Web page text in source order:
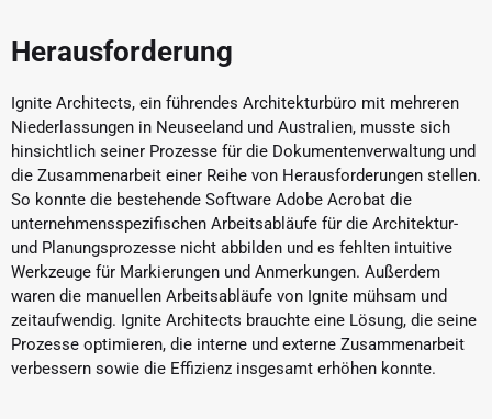
Herausforderung
Ignite Architects, ein führendes Architekturbüro mit mehreren
Niederlassungen in Neuseeland und Australien, musste sich
hinsichtlich seiner Prozesse für die Dokumentenverwaltung und
die Zusammenarbeit einer Reihe von Herausforderungen stellen.
So konnte die bestehende Software Adobe Acrobat die
unternehmensspezifischen Arbeitsabläufe für die Architektur-
und Planungsprozesse nicht abbilden und es fehlten intuitive
Werkzeuge für Markierungen und Anmerkungen. Außerdem
waren die manuellen Arbeitsabläufe von Ignite mühsam und
zeitaufwendig. Ignite Architects brauchte eine Lösung, die seine
Prozesse optimieren, die interne und externe Zusammenarbeit
verbessern sowie die Effizienz insgesamt erhöhen konnte.